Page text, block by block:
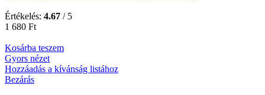
Értékelés: 4.67 / 5
1 680 Ft
Kosárba teszem
Gyors nézet
Hozzáadás a kívánság listához
Bezárás